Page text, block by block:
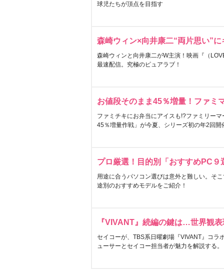
球児たちが頂点を目指す
森崎ウィン×向井康二“両片思い”
森崎ウィンと向井康二がW主演！映画『（
最速配信。究極のピュアラブ！
お値段そのまま45％増量！ファミ
ファミチキにお弁当にアイスも!?ファミリー
45％増量作戦」が今夏、シリーズ初の年2回開
プロ厳選！目的別「おすすめPC９
用途に合うパソコン選びは意外と難しい。そ
途別のおすすめモデルをご紹介！
『VIVANT』続編の鍵は…世界観
セイコーが、TBS系日曜劇場『VIVANT』コラ
ューサーとセイコー担当者が魅力を解説する。